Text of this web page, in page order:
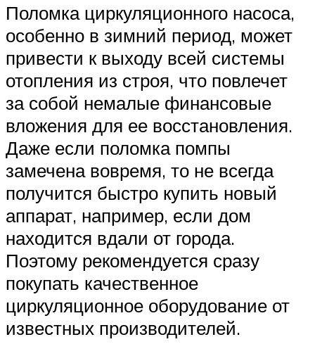
Поломка циркуляционного насоса,
особенно в зимний период, может
привести к выходу всей системы
отопления из строя, что повлечет
за собой немалые финансовые
вложения для ее восстановления.
Даже если поломка помпы
замечена вовремя, то не всегда
получится быстро купить новый
аппарат, например, если дом
находится вдали от города.
Поэтому рекомендуется сразу
покупать качественное
циркуляционное оборудование от
известных производителей.